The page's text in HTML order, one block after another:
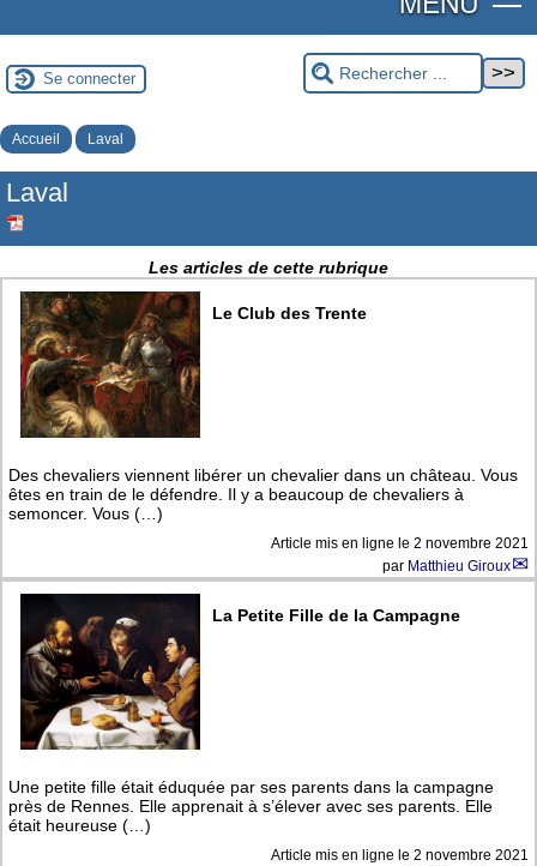
Se connecter
Accueil Laval
Laval
Les articles de cette rubrique
Le Club des Trente
Des chevaliers viennent libérer un chevalier dans un château. Vous
êtes en train de le défendre. Il y a beaucoup de chevaliers à
semoncer. Vous (…)
Article mis en ligne le 2 novembre 2021
par Matthieu Giroux
La Petite Fille de la Campagne
Une petite fille était éduquée par ses parents dans la campagne
près de Rennes. Elle apprenait à s’élever avec ses parents. Elle
était heureuse (…)
Article mis en ligne le 2 novembre 2021